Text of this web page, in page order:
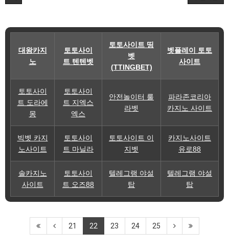
대왕카지
노
토토사이
트 텐텐벳
토토사이트 띵
벳
(TTINGBET)
벳플레이 토토
사이트
토토사이
트 도라에
몽
토토사이
트 지엑스
엑스
안전놀이터 룰
라벳
파라존코리아
카지노 사이트
빅벳 카지
노사이트
토토사이
트 마닐라
토토사이트 이
지벳
카지노사이트
유로88
솔카지노
사이트
토토사이
트 오즈88
텔레그램 야설
탑
텔레그램 야설
탑
21 22 23 24 25